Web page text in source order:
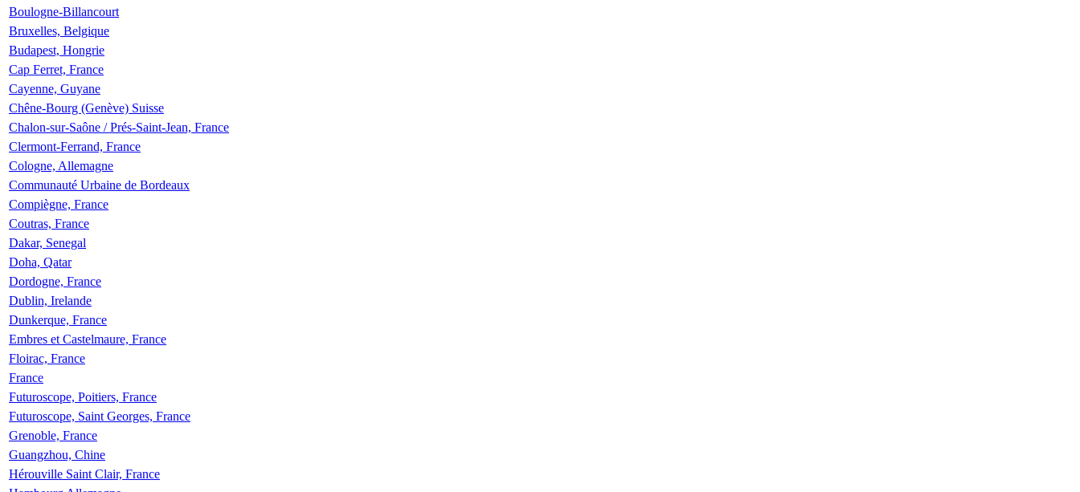
Boulogne-Billancourt
Bruxelles, Belgique
Budapest, Hongrie
Cap Ferret, France
Cayenne, Guyane
Chêne-Bourg (Genève) Suisse
Chalon-sur-Saône / Prés-Saint-Jean, France
Clermont-Ferrand, France
Cologne, Allemagne
Communauté Urbaine de Bordeaux
Compiègne, France
Coutras, France
Dakar, Senegal
Doha, Qatar
Dordogne, France
Dublin, Irelande
Dunkerque, France
Embres et Castelmaure, France
Floirac, France
France
Futuroscope, Poitiers, France
Futuroscope, Saint Georges, France
Grenoble, France
Guangzhou, Chine
Hérouville Saint Clair, France